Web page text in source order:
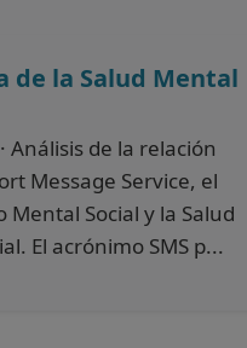
de la Salud Mental
· Análisis de la relación
Message Service, el
Mental Social y la Salud
El acrónimo SMS p...